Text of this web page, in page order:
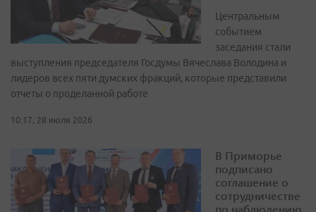
Центральным
событием
заседания стали
выступления председателя Госдумы Вячеслава Володина и
лидеров всех пяти думских фракций, которые представили
отчеты о проделанной работе
10:17, 28 июля 2026
В Приморье
подписано
соглашение о
сотрудничестве